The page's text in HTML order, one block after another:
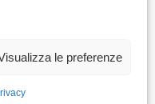
le preferenze